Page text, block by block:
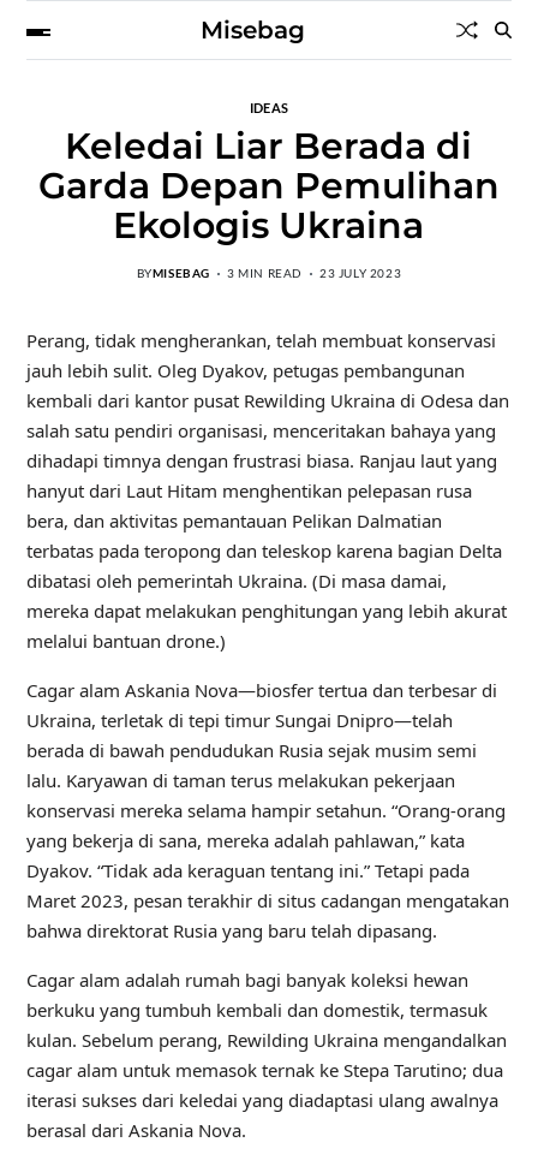
Misebag
IDEAS
Keledai Liar Berada di
Garda Depan Pemulihan
Ekologis Ukraina
BYMISEBAG 3 MIN READ 23 JULY 2023
Perang, tidak mengherankan, telah membuat konservasi
jauh lebih sulit. Oleg Dyakov, petugas pembangunan
kembali dari kantor pusat Rewilding Ukraina di Odesa dan
salah satu pendiri organisasi, menceritakan bahaya yang
dihadapi timnya dengan frustrasi biasa. Ranjau laut yang
hanyut dari Laut Hitam menghentikan pelepasan rusa
bera, dan aktivitas pemantauan Pelikan Dalmatian
terbatas pada teropong dan teleskop karena bagian Delta
dibatasi oleh pemerintah Ukraina. (Di masa damai,
mereka dapat melakukan penghitungan yang lebih akurat
melalui bantuan drone.)
Cagar alam Askania Nova—biosfer tertua dan terbesar di
Ukraina, terletak di tepi timur Sungai Dnipro—telah
berada di bawah pendudukan Rusia sejak musim semi
lalu. Karyawan di taman terus melakukan pekerjaan
konservasi mereka selama hampir setahun. “Orang-orang
yang bekerja di sana, mereka adalah pahlawan,” kata
Dyakov. “Tidak ada keraguan tentang ini.” Tetapi pada
Maret 2023, pesan terakhir di situs cadangan mengatakan
bahwa direktorat Rusia yang baru telah dipasang.
Cagar alam adalah rumah bagi banyak koleksi hewan
berkuku yang tumbuh kembali dan domestik, termasuk
kulan. Sebelum perang, Rewilding Ukraina mengandalkan
cagar alam untuk memasok ternak ke Stepa Tarutino; dua
iterasi sukses dari keledai yang diadaptasi ulang awalnya
berasal dari Askania Nova.